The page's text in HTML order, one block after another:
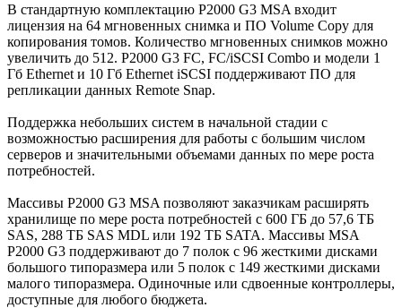
В стандартную комплектацию P2000 G3 MSA входит
лицензия на 64 мгновенных снимка и ПО Volume Copy для
копирования томов. Количество мгновенных снимков можно
увеличить до 512. P2000 G3 FC, FC/iSCSI Combo и модели 1
Гб Ethernet и 10 Гб Ethernet iSCSI поддерживают ПО для
репликации данных Remote Snap.
Поддержка небольших систем в начальной стадии с
возможностью расширения для работы с большим числом
серверов и значительными объемами данных по мере роста
потребностей.
Массивы P2000 G3 MSA позволяют заказчикам расширять
хранилище по мере роста потребностей с 600 ГБ до 57,6 ТБ
SAS, 288 ТБ SAS MDL или 192 ТБ SATA. Массивы MSA
P2000 G3 поддерживают до 7 полок с 96 жесткими дисками
большого типоразмера или 5 полок с 149 жесткими дисками
малого типоразмера. Одиночные или сдвоенные контроллеры,
доступные для любого бюджета.